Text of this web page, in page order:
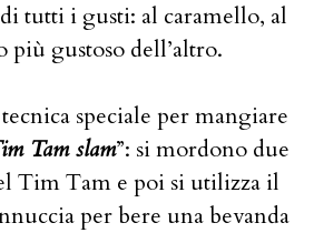
tutti i gusti: al caramello, al
più gustoso dell’altro.
speciale per mangiare
Tam slam”: si mordono due
Tim Tam e poi si utilizza il
per bere una bevanda